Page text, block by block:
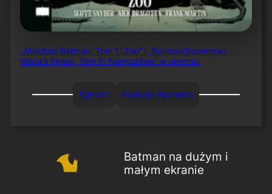
„Absolute Batman, Tom 1: Zoo” i „Batman/Superman.
World’s Finest, Tom 6: Niemożliwe” w sierpniu
Egmont Kolekcja Hachette
Batman na dużym i
małym ekranie